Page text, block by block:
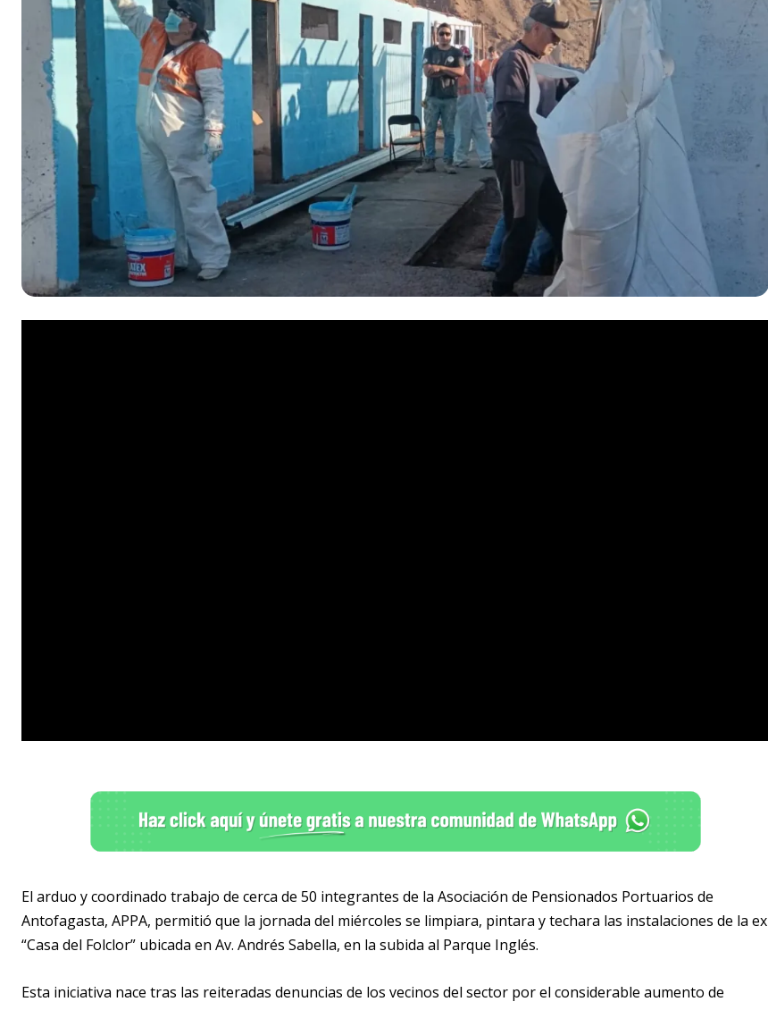
El arduo y coordinado trabajo de cerca de 50 integrantes de la Asociación de Pensionados Portuarios de
Antofagasta, APPA, permitió que la jornada del miércoles se limpiara, pintara y techara las instalaciones de la ex
“Casa del Folclor” ubicada en Av. Andrés Sabella, en la subida al Parque Inglés.
Esta iniciativa nace tras las reiteradas denuncias de los vecinos del sector por el considerable aumento de